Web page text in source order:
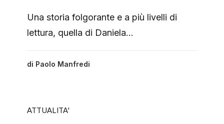
Una storia folgorante e a più livelli di
lettura, quella di Daniela…
di Paolo Manfredi
ATTUALITA'